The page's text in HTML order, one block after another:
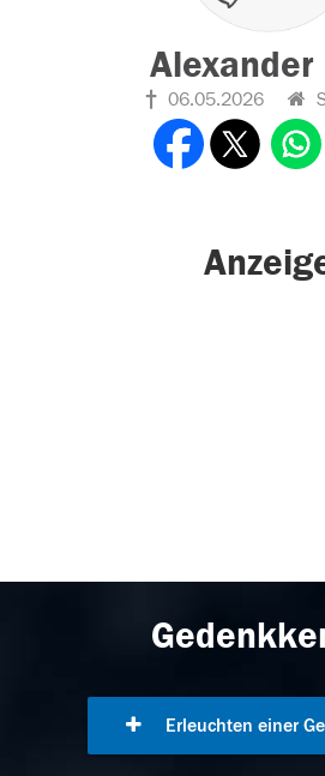
Alexander
06.05.2026
Erleuchten einer